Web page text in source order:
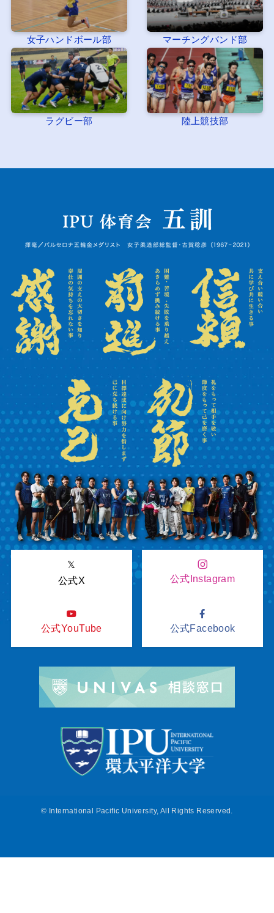
女子ハンドボール部 マーチングバンド部
ラグビー部 陸上競技部
𝕏
公式X
公式Instagram
公式YouTube 公式Facebook
© International Pacific University, All Rights Reserved.